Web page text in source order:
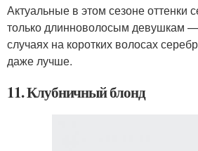
Актуальные в этом сезоне оттенки
только длинноволосым девушкам
случаях на коротких волосах
даже лучше.
11. Клубничный блонд